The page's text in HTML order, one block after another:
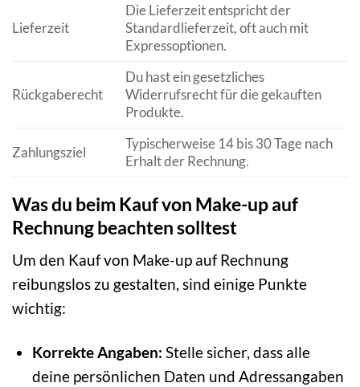
Lieferzeit
Die Lieferzeit entspricht der
Standardlieferzeit, oft auch mit
Expressoptionen.
Rückgaberecht
Du hast ein gesetzliches
Widerrufsrecht für die gekauften
Produkte.
Zahlungsziel
Typischerweise 14 bis 30 Tage nach
Erhalt der Rechnung.
Was du beim Kauf von Make-up auf
Rechnung beachten solltest
Um den Kauf von Make-up auf Rechnung
reibungslos zu gestalten, sind einige Punkte
wichtig:
Korrekte Angaben: Stelle sicher, dass alle
deine persönlichen Daten und Adressangaben